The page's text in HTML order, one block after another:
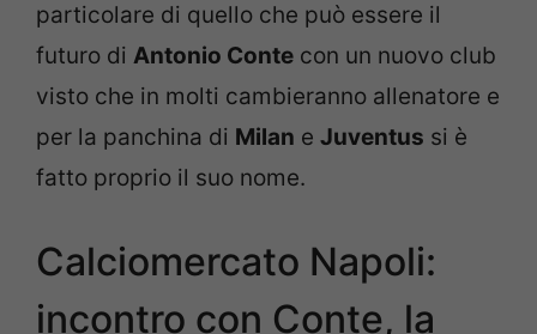
particolare di quello che può essere il
futuro di Antonio Conte con un nuovo club
visto che in molti cambieranno allenatore e
per la panchina di Milan e Juventus si è
fatto proprio il suo nome.
Calciomercato Napoli:
incontro con Conte, la